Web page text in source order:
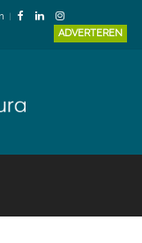
ADVERTEREN